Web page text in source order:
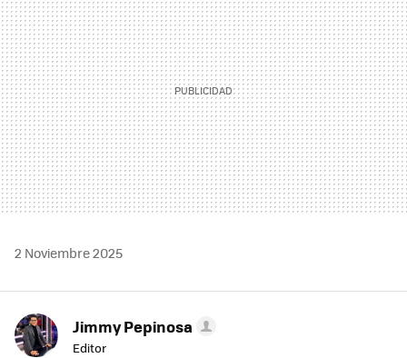
2 Noviembre 2025
Jimmy Pepinosa
Editor